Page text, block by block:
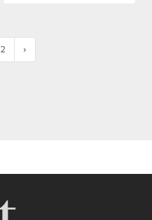
2 ›